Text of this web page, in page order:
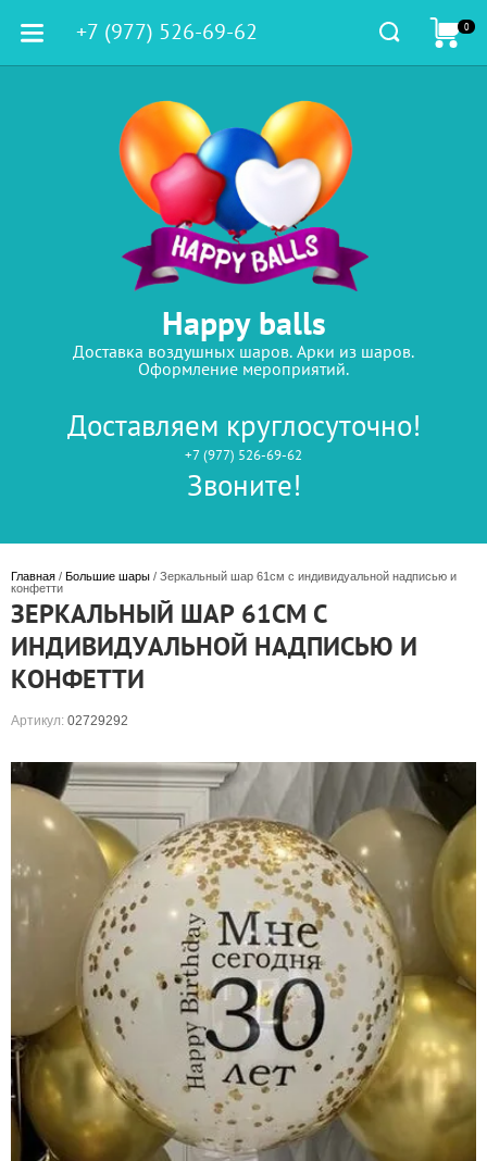
Happy balls
Доставка воздушных шаров. Арки из шаров.
Оформление мероприятий.
Доставляем круглосуточно!
+7 (977) 526-69-62
Звоните!
+7 (977) 526-69-62 0
Главная / Большие шары / Зеркальный шар 61см с индивидуальной надписью и
конфетти
ЗЕРКАЛЬНЫЙ ШАР 61СМ С
ИНДИВИДУАЛЬНОЙ НАДПИСЬЮ И
КОНФЕТТИ
Артикул: 02729292